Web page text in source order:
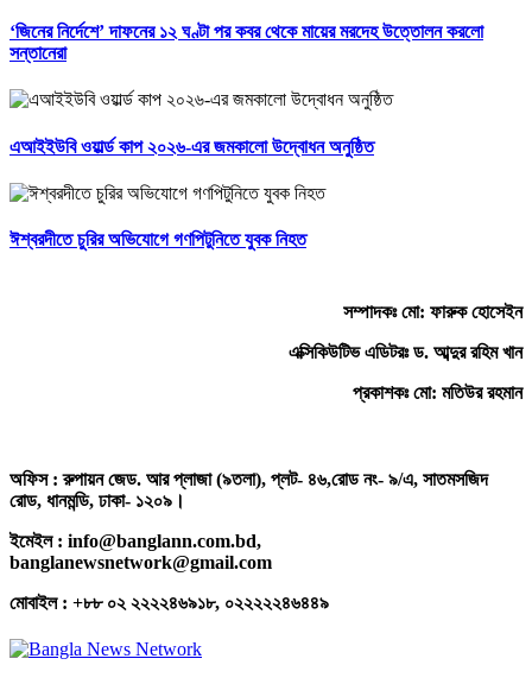
‘জিনের নির্দেশে’ দাফনের ১২ ঘণ্টা পর কবর থেকে মায়ের মরদেহ উত্তোলন করলো
সন্তানেরা
এআইইউবি ওয়ার্ল্ড কাপ ২০২৬-এর জমকালো উদ্বোধন অনুষ্ঠিত
ঈশ্বরদীতে চুরির অভিযোগে গণপিটুনিতে যুবক নিহত
সম্পাদকঃ মো: ফারুক হোসেইন
এক্সিকিউটিভ এডিটরঃ ড. আব্দুর রহিম খান
প্রকাশকঃ মো: মতিউর রহমান
অফিস : রুপায়ন জেড. আর প্লাজা (৯তলা), প্লট- ৪৬,রোড নং- ৯/এ, সাতমসজিদ
রোড, ধানমন্ডি, ঢাকা- ১২০৯।
ইমেইল : info@banglann.com.bd,
banglanewsnetwork@gmail.com
মোবাইল : +৮৮ ০২ ২২২২৪৬৯১৮, ০২২২২২৪৬৪৪৯